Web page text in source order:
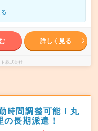
詳しく見る
株式会社
時間調整可能！丸
長期派遣！